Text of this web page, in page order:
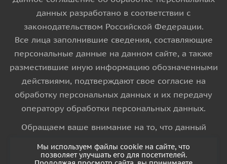
данных разработано в соответствии с
законодательством Российской Федерации.
Все лица заполнившие сведения, составляющие
персональные данные на данном сайте, а также
разместившие иную информацию обозначенными
действиями, подтверждают свое согласие на
обработку персональных данных и их передачу
оператору обработки персональных данных.
Обращаем ваше внимание на то, что данный
информационный характер и ни при каких
Мы используем файлы cookie на сайте, что
позволяет улучшать его для посетителей.